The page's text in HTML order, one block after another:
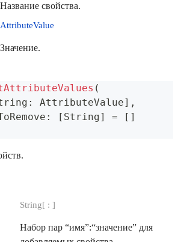
Название свойства.
AttributeValue
Значение.
(
: AttributeValue] ,
: [ String] = [ ]
String[ : ]
Набор пар “имя”:“значение” для